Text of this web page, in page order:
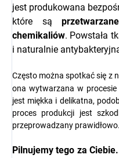
jest produkowana
które są
chemikaliów. Powstała
i naturalnie
Często można spotkać się z
ona wytwarzana w procesie
jest miękka i delikatna,
proces produkcji jest
przeprowadzany prawidłowo.
Pilnujemy tego za